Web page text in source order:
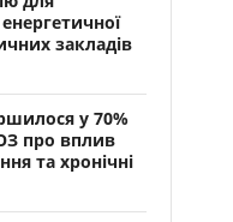
закладів
у 70%
про вплив
та хронічні